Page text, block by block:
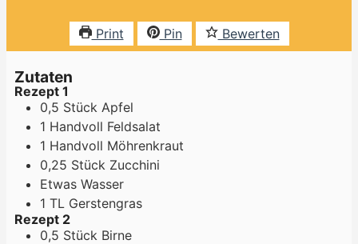
Print Pin Bewerten
Zutaten
Rezept 1
0,5 Stück Apfel
1 Handvoll Feldsalat
1 Handvoll Möhrenkraut
0,25 Stück Zucchini
Etwas Wasser
1 TL Gerstengras
Rezept 2
0,5 Stück Birne